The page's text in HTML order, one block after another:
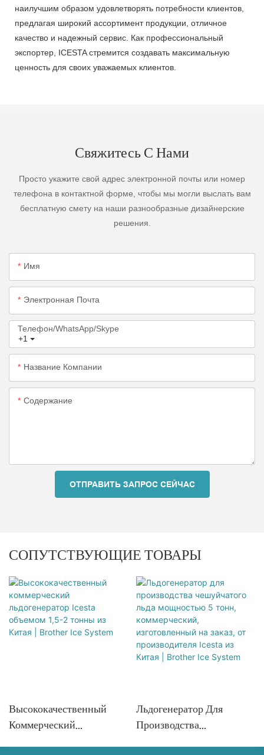
наилучшим образом удовлетворять потребности клиентов,
предлагая широкий ассортимент продукции, отличное
качество и надежный сервис. Как профессиональный
экспортер, ICESTA стремится создавать максимальную
ценность для своих уважаемых клиентов.
Свяжитесь С Нами
Просто укажите свой адрес электронной почты или номер
телефона в контактной форме, чтобы мы могли выслать вам
бесплатную смету на наши разнообразные дизайнерские
решения.
Имя
Электронная Почта
+1
Телефон/WhatsApp/Skype
Название Компании
Содержание
ОТПРАВИТЬ ЗАПРОС СЕЙЧАС
СОПУТСТВУЮЩИЕ ТОВАРЫ
Высококачественный
Коммерческий
Льдогенератор Для
Производства